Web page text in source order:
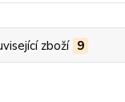
zboží 9